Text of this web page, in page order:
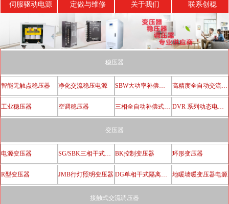
伺服驱动电源 定做与维修 关于我们 联系创稳
稳压器
智能无触点稳压器 净化交流稳压电源 SBW大功率补偿电力稳压器 高精度全自动交流稳压器
工业稳压器 空调稳压器 三相全自动补偿式电力稳压器 DVR 系列动态电压恢复器
变压器
电源变压器 SG/SBK三相干式隔离变压器 BK控制变压器 环形变压器
R型变压器 JMB行灯照明变压器 DG单相干式隔离变压器 地暖墙暖变压器电源
接触式交流调压器